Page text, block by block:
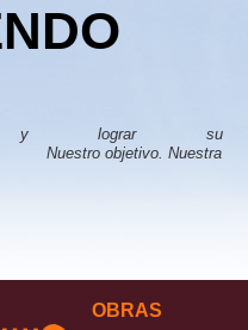
y lograr su
Nuestra
OBRAS